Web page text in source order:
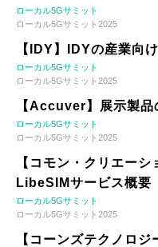
ローカル5Gサミット
ローカル5Gサミット2025
【IDY】IDYの産業向
ローカル5Gサミット
ローカル5Gサミット2025
【Accuver】展示製品
ローカル5Gサミット
ローカル5Gサミット2025
【コモン・クリエー
LibeSIMサービス概要
ローカル5Gサミット
ローカル5Gサミット2025
【コーンズテクノロ